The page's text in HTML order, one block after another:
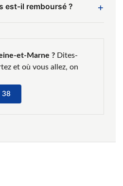
est-il remboursé ?
et-Marne ? Dites-
et où vous allez, on